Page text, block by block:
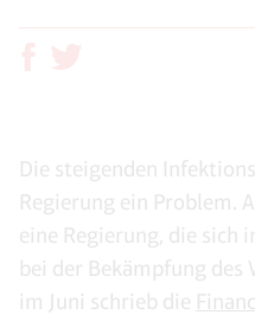
Die steigenden
Regierung ein Problem.
eine Regierung, die
bei der Bekämpfung des
im Juni schrieb die